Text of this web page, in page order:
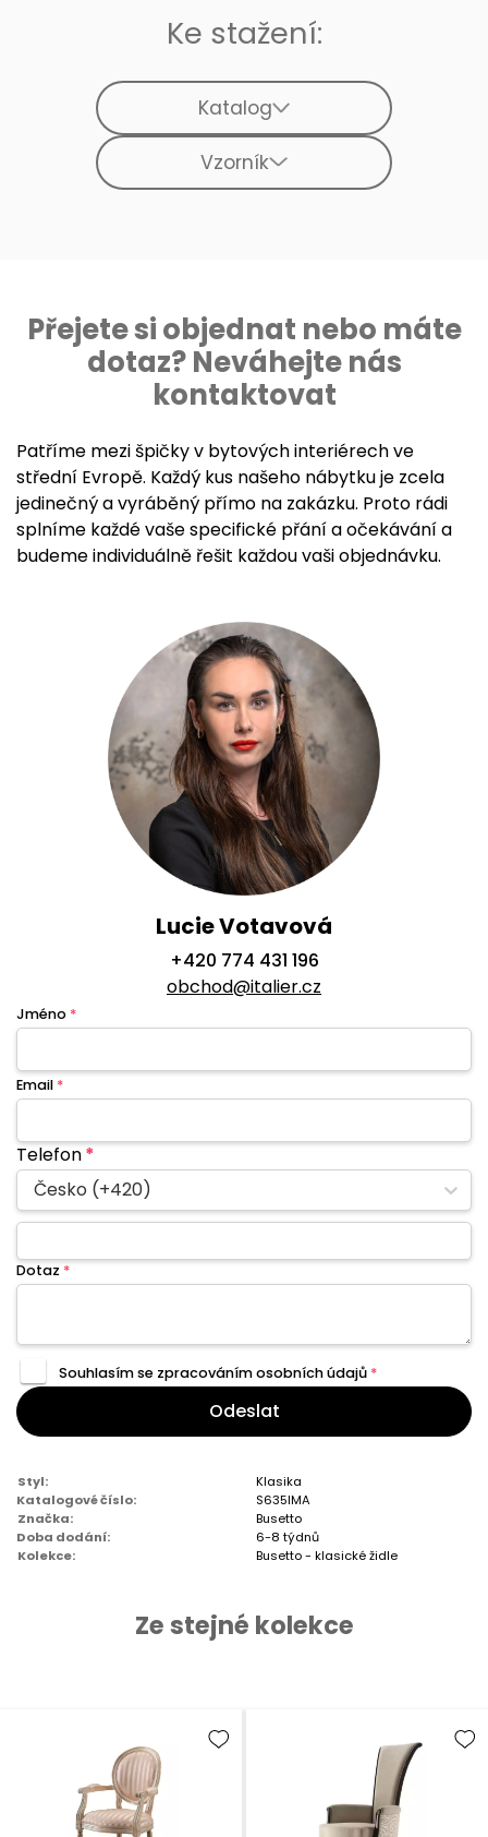
Ke stažení:
Katalog
Vzorník
Přejete si objednat nebo máte
dotaz? Neváhejte nás
kontaktovat
Patříme mezi špičky v bytových interiérech ve
střední Evropě. Každý kus našeho nábytku je zcela
jedinečný a vyráběný přímo na zakázku. Proto rádi
splníme každé vaše specifické přání a očekávání a
budeme individuálně řešit každou vaši objednávku.
Lucie Votavová
+420 774 431 196
obchod@italier.cz
Jméno *
Email *
Telefon*
Česko (+420)
Dotaz *
Souhlasím se zpracovánímosobních údajů *
Odeslat
Styl:
Klasika
Katalogové číslo:
S635IMA
Značka:
Busetto
Doba dodání:
6-8 týdnů
Kolekce:
Busetto - klasické židle
Ze stejné kolekce